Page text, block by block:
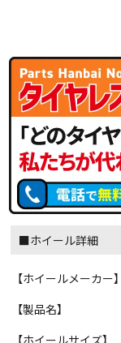
■ホイール詳細
【ホイールメーカー】
【製品名】
【ホイールサイズ】